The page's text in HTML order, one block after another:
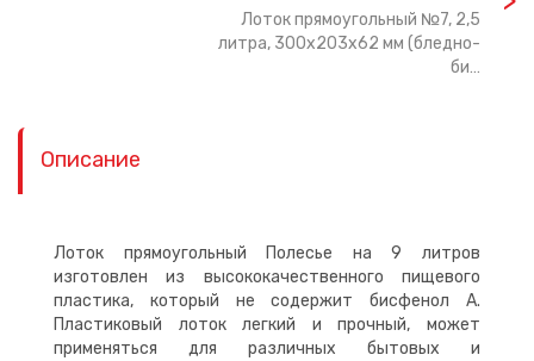
Лоток прямоугольный №7, 2,5
литра, 300х203х62 мм (бледно-
би…
Описание
Лоток прямоугольный Полесье на 9 литров
изготовлен из высококачественного пищевого
пластика, который не содержит бисфенол А.
Пластиковый лоток легкий и прочный, может
применяться для различных бытовых и